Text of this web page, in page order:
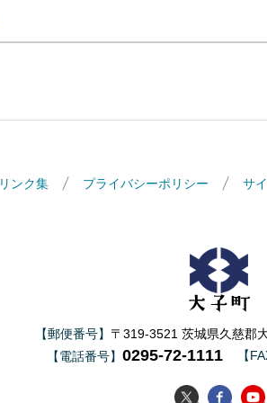
リンク集 プライバシーポリシー サ
【郵便番号】 〒319-3521 茨城県久慈郡
【電話番号】 0295-72-1111 【
大子町大子